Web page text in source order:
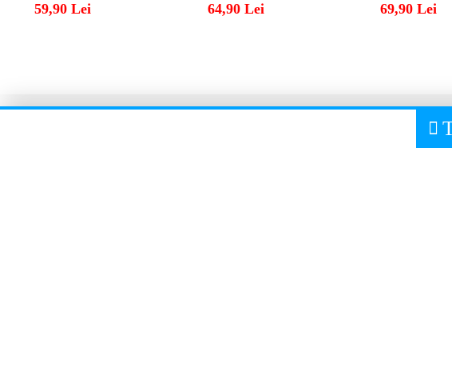
59,90 Lei 64,90 Lei 69,90 Lei